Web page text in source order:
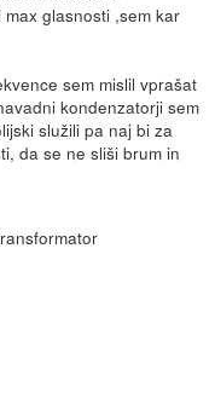
glasnosti ,sem kar
sem mislil vprašat
kondenzatorji sem
služili pa naj bi za
da se ne sliši brum in